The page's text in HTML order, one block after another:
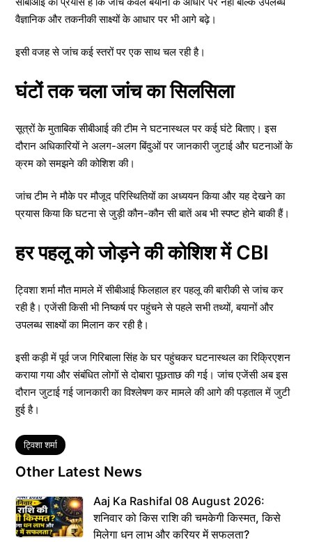
वैज्ञानिक और तकनीकी साक्ष्यों के आधार पर भी आगे बढ़े।
इसी वजह से जांच कई स्तरों पर एक साथ चल रही है।
घंटों तक चला जांच का सिलसिला
सूत्रों के मुताबिक सीबीआई की टीम ने घटनास्थल पर कई घंटे बिताए। इस
दौरान अधिकारियों ने अलग-अलग बिंदुओं पर जानकारी जुटाई और घटनाओं के
क्रम को समझने की कोशिश की।
जांच टीम ने मौके पर मौजूद परिस्थितियों का अध्ययन किया और यह देखने का
प्रयास किया कि घटना से जुड़ी कौन-कौन सी बातें अब भी स्पष्ट होने बाकी हैं।
हर पहलू को जोड़ने की कोशिश में CBI
ट्विशा शर्मा मौत मामले में सीबीआई फिलहाल हर पहलू की बारीकी से जांच कर
रही है। एजेंसी किसी भी निष्कर्ष पर पहुंचने से पहले सभी तथ्यों, बयानों और
उपलब्ध साक्ष्यों का मिलान कर रही है।
इसी कड़ी में पूर्व जज गिरिबाला सिंह के घर पहुंचकर घटनास्थल का रिक्रिएशन
कराया गया और संबंधित लोगों से दोबारा पूछताछ की गई। जांच एजेंसी अब इस
दौरान जुटाई गई जानकारी का विश्लेषण कर मामले की आगे की पड़ताल में जुटी
हुई है।
Tags
ट्विशा शर्मा
Other Latest News
Aaj Ka Rashifal 08 August 2026:
शनिवार को किस राशि की चमकेगी किस्मत, किसे
मिलेगा धन लाभ और करियर में सफलता?